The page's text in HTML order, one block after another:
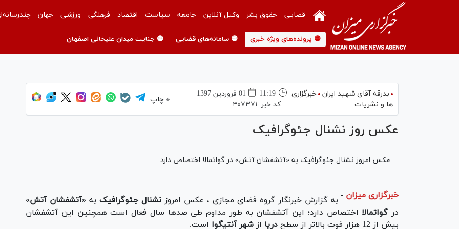
قضایی حقوق بشر وکیل آنلاین جامعه سیاست اقتصاد فرهنگی ورزشی جهان
🟡 پرونده‌های ویژه خبری 🟡 سامانه‌های قضایی 🟡 جنایت میدان علیخانی اصفهان
بدرقه آقای شهید ایران خبرگزاری
ها و نشریات
11:19
01 فروردين 1397
کد خبر: ۴۰۷۳۷۱
چاپ
عکس روز نشنال جئوگرافیک
عکس امروز نشنال جئوگرافیک به «آتشفشان آتش» در گواتمالا اختصاص دارد.
خبرگزاری میزان - به گزارش خبرنگار گروه فضای مجازی ، عکس امروز نشنال جئوگرافیک به «آتشفشان آتش»
درگواتمالا اختصاص دارد؛ این آتشفشان به طور مداوم طی صدها سال فعال است همچنین اینآتشفشان
بیش از 12 هزار فوت بالاتر از سطح
دریا از شهر آنتیگوا است.